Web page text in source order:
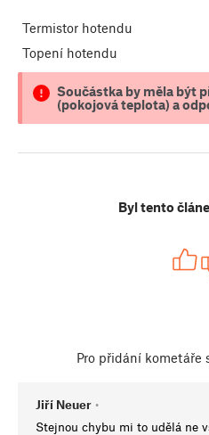
Termistor hotendu
Topení hotendu
Součástka by měla být
(pokojová teplota) a
Byl tento
Pro přidání kometáře
Jiří Neuer •
Stejnou chybu mi to udělá ne